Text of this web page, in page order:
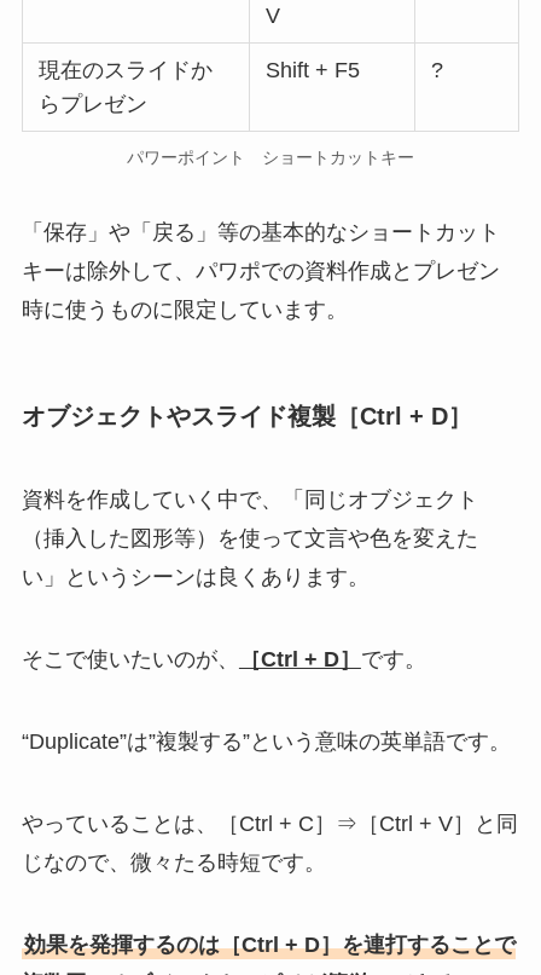
V
現在のスライドか
らプレゼン
Shift + F5 ?
パワーポイント ショートカットキー
「保存」や「戻る」等の基本的なショートカット
キーは除外して、 パワポでの資料作成とプレゼン
時に使うものに限定 しています。
オブジェクトやスライド複製［Ctrl + D］
資料を作成していく中で、「同じオブジェクト
（挿入した図形等）を使って文言や色を変えた
い」というシーンは良くあります。
そこで使いたいのが、 ［Ctrl + D］ です。
“Duplicate”は”複製する”という意味の英単語です。
やっていることは、［Ctrl + C］⇒［Ctrl + V］と同
じなので、微々たる時短です。
効果を発揮するのは［Ctrl + D］を連打することで